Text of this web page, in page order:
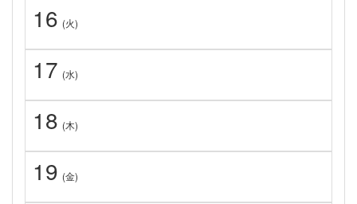
16 (火)
17 (水)
18 (木)
19 (金)